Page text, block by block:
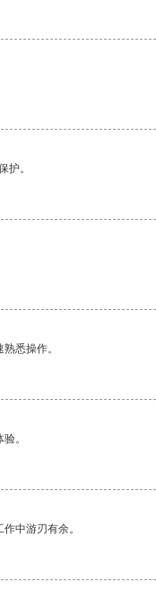
护。
悉操作。
。
中游刃有余。